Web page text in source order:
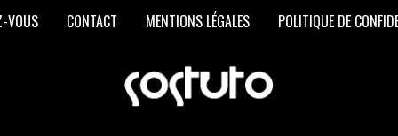
VOUS CONTACT MENTIONS LÉGALES POLITIQUE DE
SOSTUTO
Les